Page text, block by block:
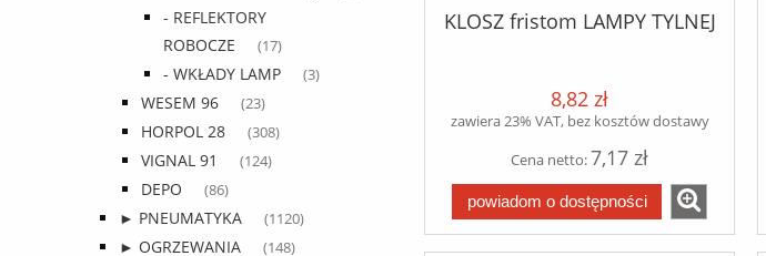
- REFLEKTORY
ROBOCZE
(17)
- WKŁADY LAMP (3)
WESEM 96 (23)
HORPOL 28 (308)
VIGNAL 91 (124)
DEPO (86)
► PNEUMATYKA (1120)
► OGRZEWANIA (148)
KLOSZ fristom LAMPY TYLNEJ
8,82 zł
zawiera 23% VAT, bez kosztów dostawy
Cena netto:7,17 zł
powiadom o dostępności